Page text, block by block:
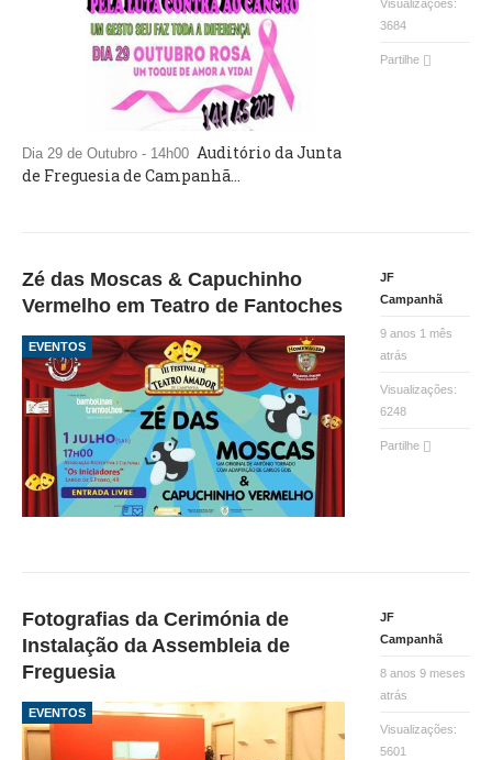
Dia 29 de Outubro - 14h00 Auditório da Junta
de Freguesia de Campanhã...
Visualizações:
3684
Partilhe
Zé das Moscas & Capuchinho
Vermelho em Teatro de Fantoches
EVENTOS
JF
Campanhã
9 anos 1 mês
atrás
Visualizações:
6248
Partilhe
Fotografias da Cerimónia de
Instalação da Assembleia de
Freguesia
EVENTOS
JF
Campanhã
8 anos 9 meses
atrás
Visualizações:
5601